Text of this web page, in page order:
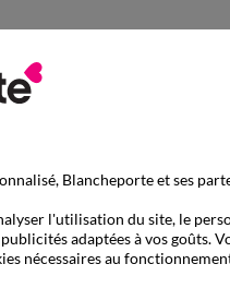
Blancheporte et ses
l'utilisation du site, le
adaptées à vos goûts.
nécessaires au